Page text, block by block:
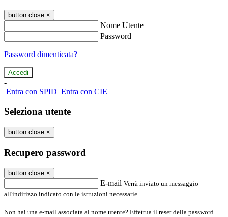
button close ×
Nome Utente
Password
Password dimenticata?
-
Entra con SPID Entra con CIE
Seleziona utente
button close ×
Recupero password
button close ×
E-mail Verrà inviato un messaggio
all'indirizzo indicato con le istruzioni necessarie.
Non hai una e-mail associata al nome utente? Effettua il reset della password